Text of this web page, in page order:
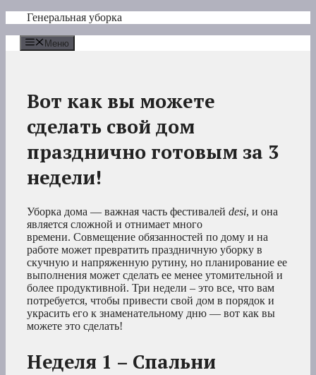
Перейти
содержимому
Генеральная уборка
Меню
Вот как вы можете
сделать свой дом
празднично готовым за 3
недели!
Уборка дома — важная часть фестивалей desi, и она
является сложной и отнимает много
времени. Совмещение обязанностей по дому и на
работе может превратить праздничную уборку в
скучную и напряженную рутину, но планирование ее
выполнения может сделать ее менее утомительной и
более продуктивной. Три недели – это все, что вам
потребуется, чтобы привести свой дом в порядок и
украсить его к знаменательному дню — вот как вы
можете это сделать!
Неделя 1 – Спальни